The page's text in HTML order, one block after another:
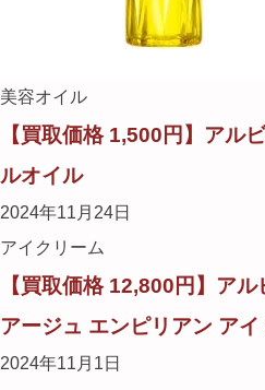
美容オイル
【買取価格 1,500円】アル
ルオイル
2024年11月24日
アイクリーム
【買取価格 12,800円】ア
アージュ エンピリアン ア
2024年11月1日